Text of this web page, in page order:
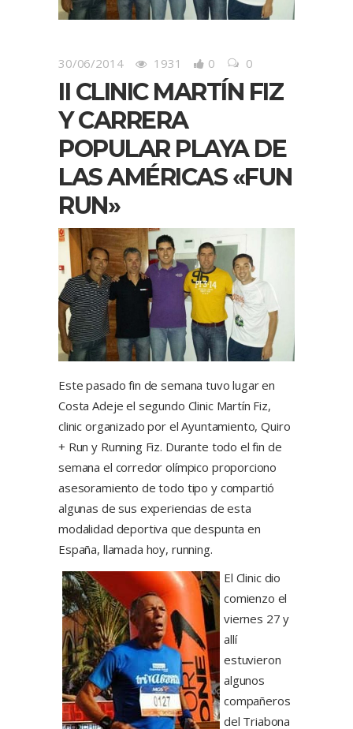
30/06/2014 1931 0 0
II CLINIC MARTÍN FIZ
Y CARRERA
POPULAR PLAYA DE
LAS AMÉRICAS «FUN
RUN»
Este pasado fin de semana tuvo lugar en
Costa Adeje el segundo Clinic Martín Fiz,
clinic organizado por el Ayuntamiento, Quiro
+ Run y Running Fiz. Durante todo el fin de
semana el corredor olímpico proporciono
asesoramiento de todo tipo y compartió
algunas de sus experiencias de esta
modalidad deportiva que despunta en
España, llamada hoy, running.
El Clinic dio
comienzo el
viernes 27 y
allí
estuvieron
algunos
compañeros
del Triabona